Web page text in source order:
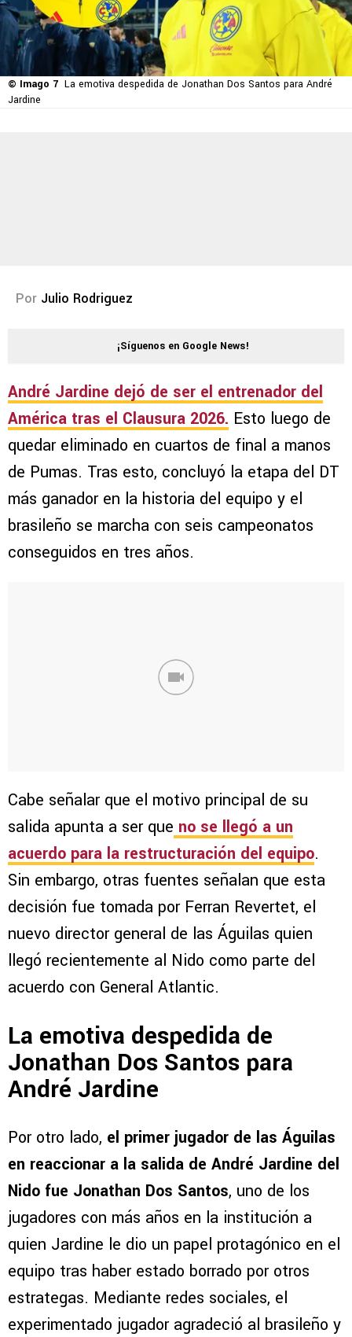
© Imago 7 La emotiva despedida de Jonathan Dos Santos para André
Jardine
Por Julio Rodriguez
¡Síguenos en Google News!
André Jardine dejó de ser el entrenador del
América tras el Clausura 2026. Esto luego de
quedar eliminado en cuartos de final a manos
de Pumas. Tras esto, concluyó la etapa del DT
más ganador en la historia del equipo y el
brasileño se marcha con seis campeonatos
conseguidos en tres años.
Cabe señalar que el motivo principal de su
salida apunta a ser que no se llegó a un
acuerdo para la restructuración del equipo.
Sin embargo, otras fuentes señalan que esta
decisión fue tomada por Ferran Revertet, el
nuevo director general de las Águilas quien
llegó recientemente al Nido como parte del
acuerdo con General Atlantic.
La emotiva despedida de
Jonathan Dos Santos para
André Jardine
Por otro lado, el primer jugador de las Águilas
en reaccionar a la salida de André Jardine del
Nido fue Jonathan Dos Santos, uno de los
jugadores con más años en la institución a
quien Jardine le dio un papel protagónico en el
equipo tras haber estado borrado por otros
estrategas. Mediante redes sociales, el
experimentado jugador agradeció al brasileño y